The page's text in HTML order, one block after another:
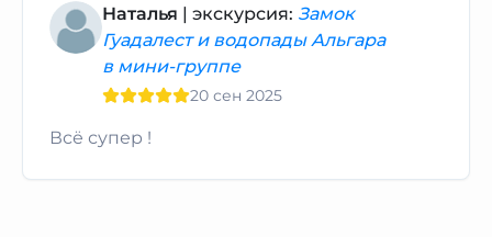
Наталья | экскурсия: Замок
Гуадалест и водопады Альгара
в мини-группе
20 сен 2025
Всё супер !